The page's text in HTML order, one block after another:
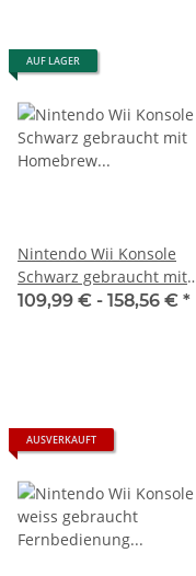
AUF LAGER
Nintendo Wii Konsole
Schwarz gebraucht mit
Homebrew Channel
109,99 € - 158,56 € *
AUSVERKAUFT